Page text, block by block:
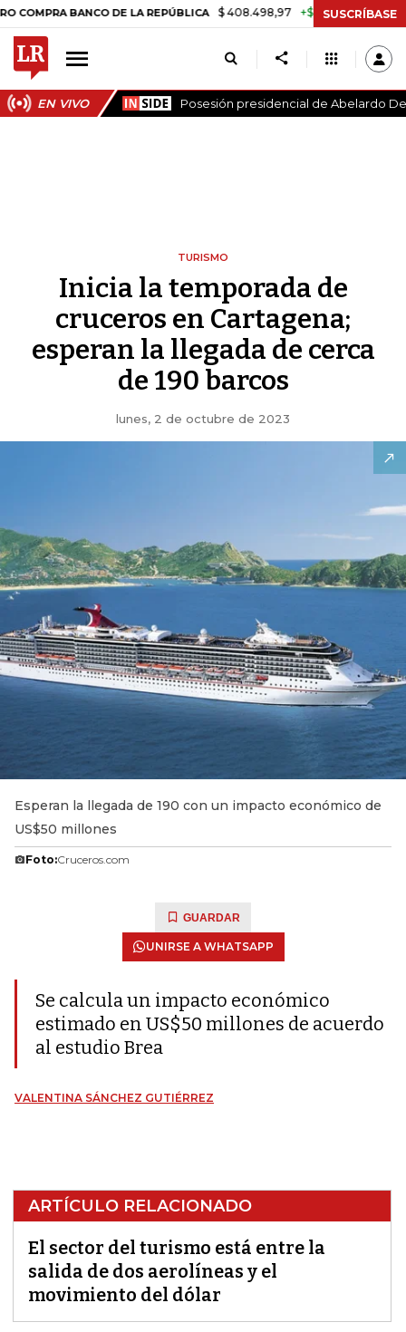
BANCO DE LA REPÚBLICA $ 408.498,97 +$ 8.753,81 +2,19%
SUSCRÍBASE
EN VIVO Posesión presidencial de Abelardo
TURISMO
Inicia la temporada de
cruceros en Cartagena;
esperan la llegada de cerca
de 190 barcos
lunes, 2 de octubre de 2023
Esperan la llegada de 190 con un impacto económico de
US$50 millones
Foto:Cruceros.com
GUARDAR
UNIRSE A WHATSAPP
Se calcula un impacto económico
estimado en US$50 millones de acuerdo
al estudio Brea
VALENTINA SÁNCHEZ GUTIÉRREZ
ARTÍCULO RELACIONADO
El sector del turismo está entre la
salida de dos aerolíneas y el
movimiento del dólar